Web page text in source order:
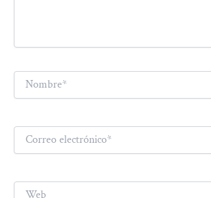
Nombre*
Correo
electrónico*
Web